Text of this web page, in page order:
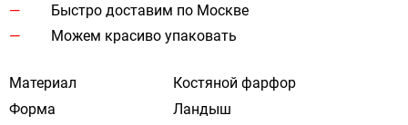
Быстро доставим по Москве
Можем красиво упаковать
Материал
Костяной фарфор
Форма
Ландыш